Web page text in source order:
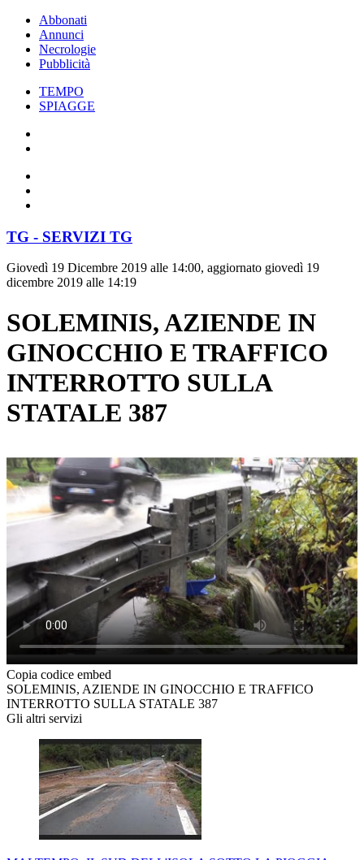
Abbonati
Annunci
Necrologie
Pubblicità
TEMPO
SPIAGGE
TG - SERVIZI TG
Giovedì 19 Dicembre 2019 alle 14:00, aggiornato giovedì 19
dicembre 2019 alle 14:19
SOLEMINIS, AZIENDE IN
GINOCCHIO E TRAFFICO
INTERROTTO SULLA
STATALE 387
Copia codice embed
SOLEMINIS, AZIENDE IN GINOCCHIO E TRAFFICO
INTERROTTO SULLA STATALE 387
Gli altri servizi